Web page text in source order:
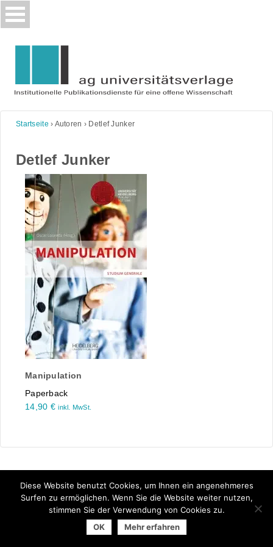
Skip
to
Startseite › Autoren › Detlef Junker
Detlef Junker
Manipulation
Paperback
14,90 € inkl. MwSt.
© 2025 Arbeitsgemeinschaft der Universitätsverlage | powered
|Impressum|Datenschutzhinweise
Diese Website benutzt Cookies, um Ihnen ein angenehmeres
Surfen zu ermöglichen. Wenn Sie die Website weiter nutzen,
stimmen Sie der Verwendung von Cookies zu.
OK
Mehr erfahren